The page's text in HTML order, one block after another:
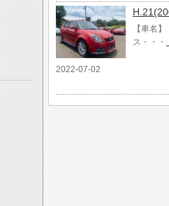
【車名
ス・・・
2022-07-02